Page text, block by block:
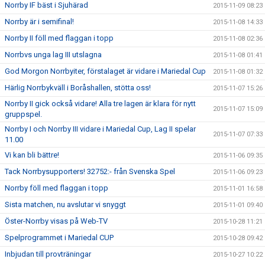
Norrby IF bäst i Sjuhärad 2015-11-09 08:23
Norrby är i semifinal! 2015-11-08 14:33
Norrby II föll med flaggan i topp 2015-11-08 02:36
Norrbvs unga lag III utslagna 2015-11-08 01:41
God Morgon Norrbyiter, förstalaget är vidare i Mariedal Cup 2015-11-08 01:32
Härlig Norrbykväll i Boråshallen, stötta oss! 2015-11-07 15:26
Norrby II gick också vidare! Alla tre lagen är klara för nytt
gruppspel.
2015-11-07 15:09
Norrby I och Norrby III vidare i Mariedal Cup, Lag II spelar
11.00
2015-11-07 07:33
Vi kan bli bättre! 2015-11-06 09:35
Tack Norrbysupporters! 32752:- från Svenska Spel 2015-11-06 09:23
Norrby föll med flaggan i topp 2015-11-01 16:58
Sista matchen, nu avslutar vi snyggt 2015-11-01 09:40
Öster-Norrby visas på Web-TV 2015-10-28 11:21
Spelprogrammet i Mariedal CUP 2015-10-28 09:42
Inbjudan till provträningar 2015-10-27 10:22